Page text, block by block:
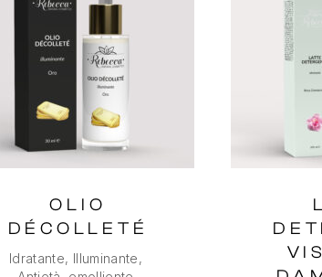
OLIO
DÉCOLLETÉ
Idratante, Illuminante,